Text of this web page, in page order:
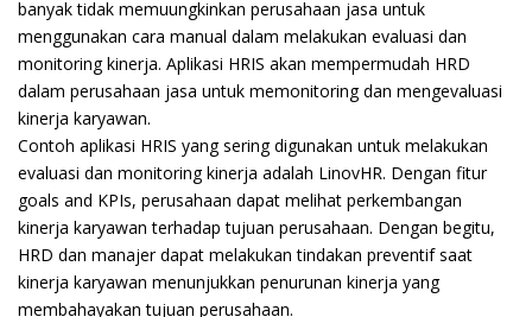
banyak tidak memuungkinkan perusahaan jasa untuk
menggunakan cara manual dalam melakukan evaluasi dan
monitoring kinerja. Aplikasi HRIS akan mempermudah HRD
dalam perusahaan jasa untuk memonitoring dan mengevaluasi
kinerja karyawan.
Contoh aplikasi HRIS yang sering digunakan untuk melakukan
evaluasi dan monitoring kinerja adalah LinovHR. Dengan fitur
goals and KPIs, perusahaan dapat melihat perkembangan
kinerja karyawan terhadap tujuan perusahaan. Dengan begitu,
HRD dan manajer dapat melakukan tindakan preventif saat
kinerja karyawan menunjukkan penurunan kinerja yang
membahayakan tujuan perusahaan.